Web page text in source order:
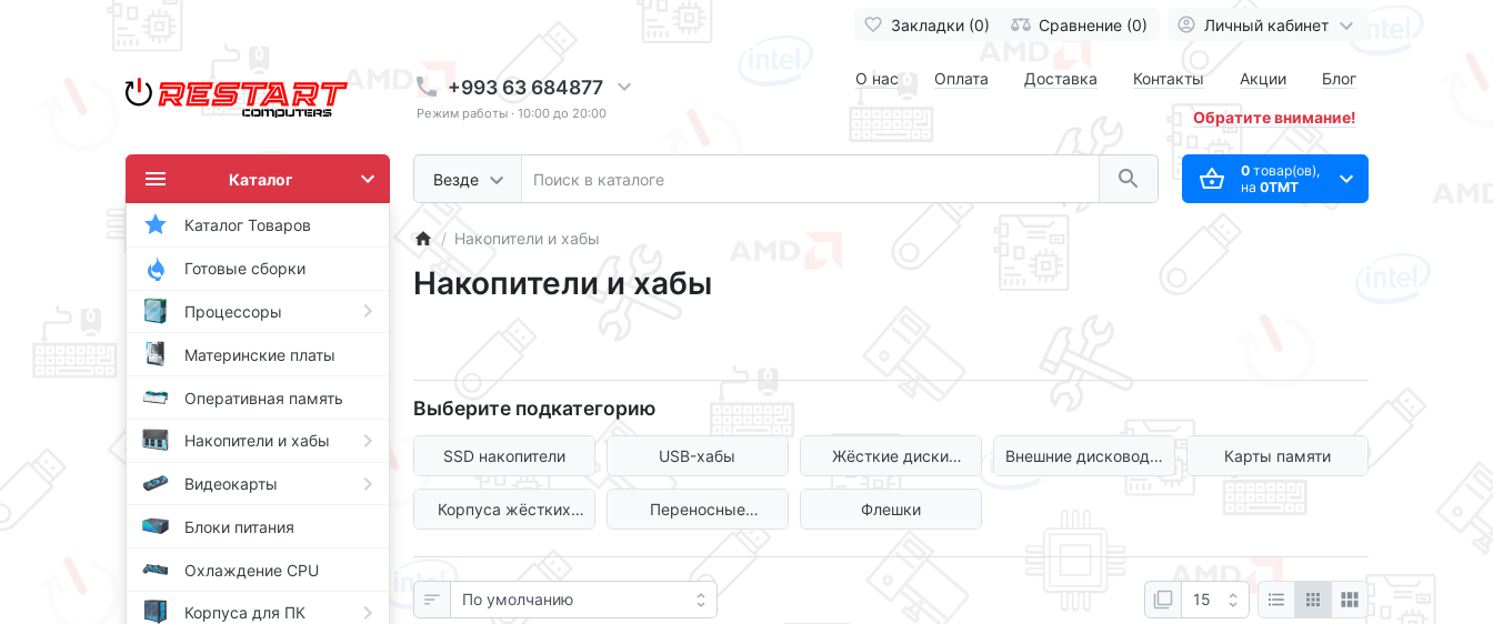
Закладки (0) Сравнение (0) Личный кабинет
+993 63 684877
Режим работы · 10:00 до 20:00
Везде
О нас Оплата Доставка Контакты Акции Блог
Обратите внимание!
0товар(ов),
на 0ТМТ
Каталог
Каталог Товаров
Готовые сборки
Процессоры
Материнские платы
Оперативная память
Накопители и хабы
Видеокарты
Блоки питания
Охлаждение CPU
Корпуса для ПК
Накопители и хабы
Накопители и хабы
Выберите подкатегорию
SSD накопители USB-хабы
Жёсткие диски
(HDD)
Внешние дисководы
(USB)
Карты памяти
Корпуса жёстких
дисков
Переносные
жесткие диски (USB)
Флешки